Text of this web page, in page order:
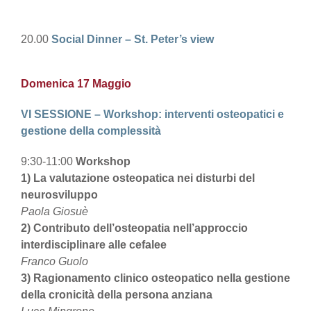
20.00 Social Dinner – St. Peter’s view
Domenica 17 Maggio
VI SESSIONE – Workshop: interventi osteopatici e
gestione della complessità
9:30-11:00 Workshop
1) La valutazione osteopatica nei disturbi del
neurosviluppo
Paola Giosuè
2) Contributo dell’osteopatia nell’approccio
interdisciplinare alle cefalee
Franco Guolo
3) Ragionamento clinico osteopatico nella gestione
della cronicità della persona anziana